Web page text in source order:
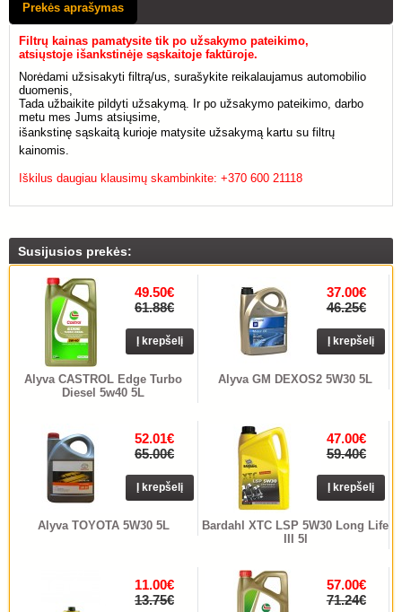
Prekės aprašymas
Filtrų kainas pamatysite tik po užsakymo pateikimo,
atsiųstoje išankstinėje sąskaitoje faktūroje.
Norėdami užsisakyti filtrą/us, surašykite reikalaujamus automobilio
duomenis,
Tada užbaikite pildyti užsakymą. Ir po užsakymo pateikimo, darbo
metu mes Jums atsiųsime,
išankstinę sąskaitą kurioje matysite užsakymą kartu su filtrų
kainomis.
Iškilus daugiau klausimų skambinkite: +370 600 21118
Susijusios prekės:
Alyva CASTROL Edge Turbo
Diesel 5w40 5L
49.50€
61.88€
Į krepšelį
Alyva GM DEXOS2 5W30 5L
37.00€
46.25€
Į krepšelį
Alyva TOYOTA 5W30 5L
52.01€
65.00€
Į krepšelį
Bardahl XTC LSP 5W30 Long Life
III 5l
47.00€
59.40€
Į krepšelį
11.00€
13.75€
57.00€
71.24€